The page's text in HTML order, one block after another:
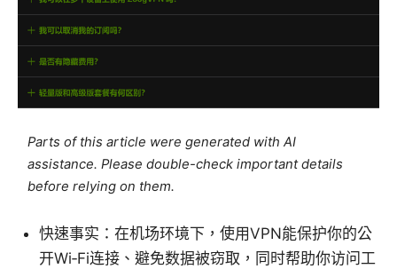
Parts of this article were generated with AI
assistance. Please double-check important details
before relying on them.
快速事实：在机场环境下，使用VPN能保护你的公
开Wi‑Fi连接、避免数据被窃取，同时帮助你访问工